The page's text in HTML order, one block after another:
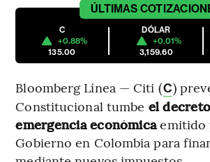
ÚLTIMAS
C
+0.88%
135.00
DÓLAR
+0.01%
3,159.60
Bloomberg Línea — Citi (C)
Constitucional tumbe el
emergencia económicaemitido
Gobierno en Colombia para